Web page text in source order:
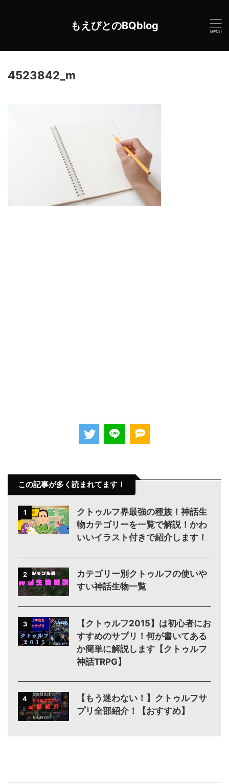
もえびとのBQblog
4523842_m
この記事が多く読まれてます！
1
クトゥルフ界最強の種族！神話生
物カテゴリーを一覧で解説！かわ
いいイラスト付きで紹介します！
2
カテゴリー別クトゥルフの使いや
すい神話生物一覧
3
【クトゥルフ2015】は初心者にお
すすめのサプリ！何が書いてある
か簡単に解説します【クトゥルフ
神話TRPG】
4
【もう迷わない！】クトゥルフサ
プリ全部紹介！【おすすめ】